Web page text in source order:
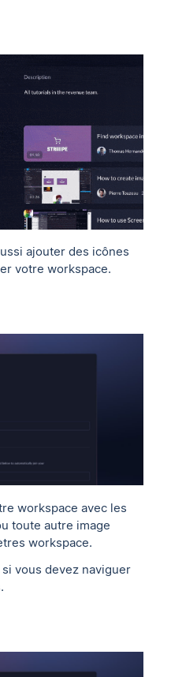
ajouter des icônes
votre workspace.
workspace avec les
toute autre image
workspace.
vous devez naviguer